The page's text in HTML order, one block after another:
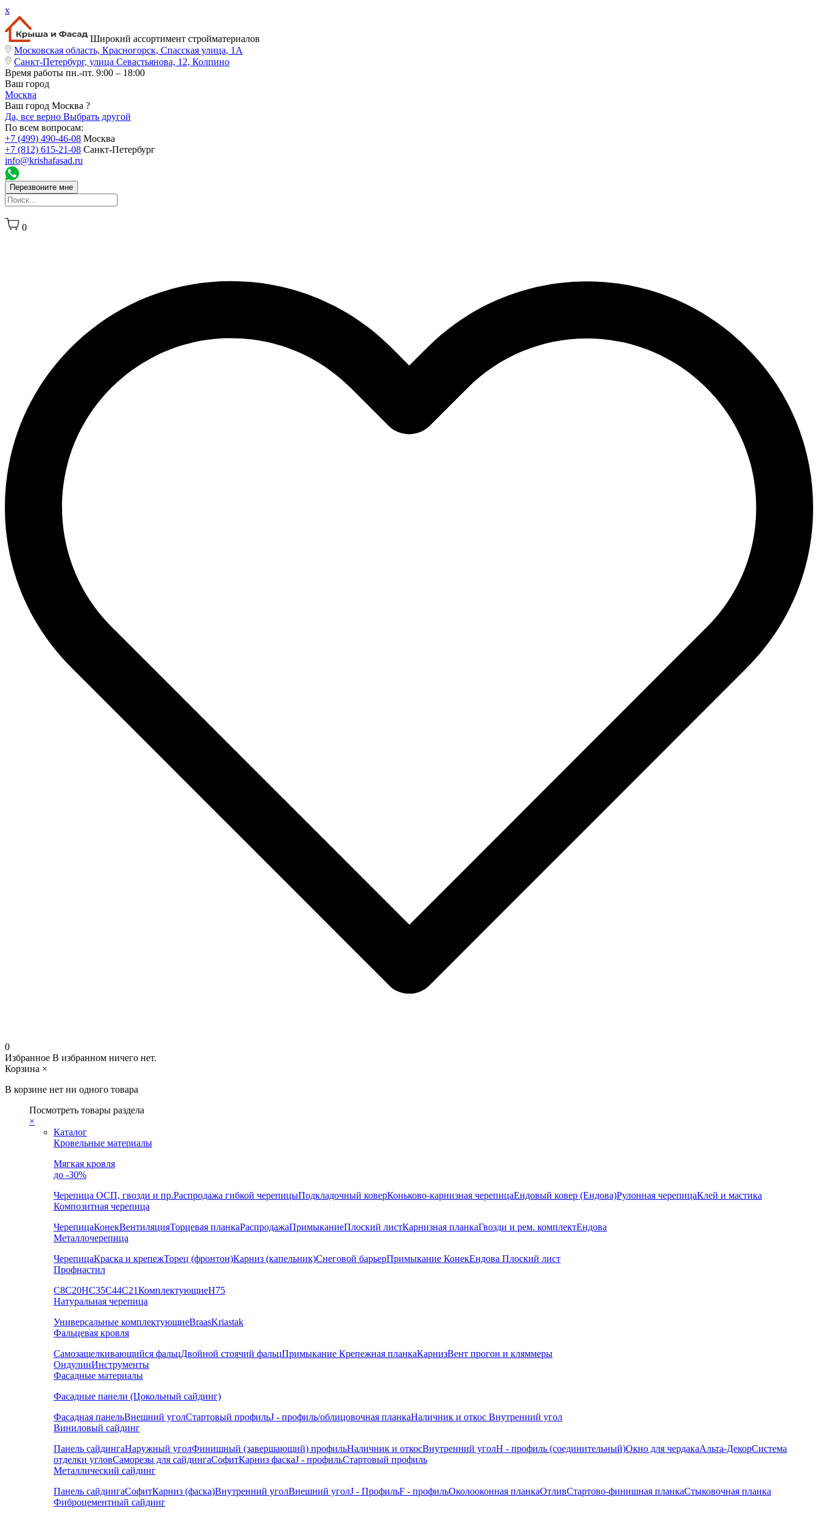
x
Широкий ассортимент стройматериалов
Московская область, Красногорск, Спасская улица, 1А
Санкт-Петербург, улица Севастьянова, 12, Колпино
Время работы пн.-пт. 9:00 – 18:00
Ваш город
Москва
Ваш город Москва ?
Да, все верно Выбрать другой
По всем вопросам:
+7 (499) 490-46-08 Москва
+7 (812) 615-21-08 Санкт-Петербург
info@krishafasad.ru
Перезвоните мне
0
0
Избранное В избранном ничего нет.
Корзина ×
В корзине нет ни одного товара
Посмотреть товары раздела
×
Каталог
Кровельные материалы
Мягкая кровля
до -30%
Черепица ОСП, гвозди и пр.Распродажа гибкой черепицыПодкладочный коверКоньково-карнизная черепицаЕндовый ковер (Ендова)Рулонная черепицаКлей и мастика
Композитная черепица
ЧерепицаКонекВентиляцияТорцевая планкаРаспродажаПримыканиеПлоский листКарнизная планкаГвозди и рем. комплектЕндова
Металлочерепица
ЧерепицаКраска и крепежТорец (фронтон)Карниз (капельник)Снеговой барьерПримыкание КонекЕндова Плоский лист
Профнастил
С8С20НС35С44С21КомплектующиеН75
Натуральная черепица
Универсальные комплектующиеBraasKriastak
Фальцевая кровля
Самозащелкивающийся фальцДвойной стоячий фальцПримыкание Крепежная планкаКарнизВент прогон и кляммеры
ОндулинИнструменты
Фасадные материалы
Фасадные панели (Цокольный сайдинг)
Фасадная панельВнешний уголСтартовый профильJ - профиль/облицовочная планкаНаличник и откос Внутренний угол
Виниловый сайдинг
Панель сайдингаНаружный уголФинишный (завершающий) профильНаличник и откосВнутренний уголH - профиль (соединительный)Окно для чердакаАльта-ДекорСистема
отделки угловСаморезы для сайдингаСофитКарниз фаскаJ - профильСтартовый профиль
Металлический сайдинг
Панель сайдингаСофитКарниз (фаска)Внутренний уголВнешний уголJ - ПрофильF - профильОколооконная планкаОтливСтартово-финишная планкаСтыковочная планка
Фиброцементный сайдинг